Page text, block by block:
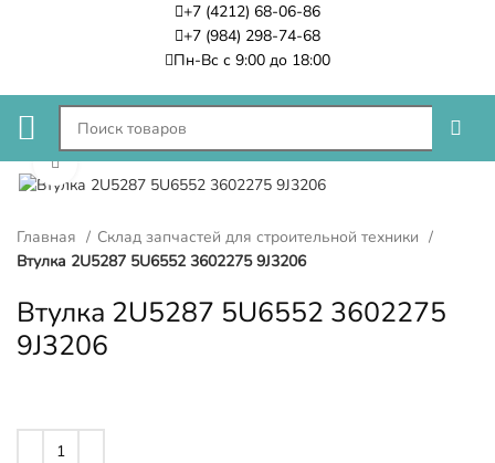
+7 (4212) 68-06-86
+7 (984) 298-74-68
Пн-Вс с 9:00 до 18:00
Нажмите, чтобы увеличить
Главная
Склад запчастей для строительной техники
Втулка 2U5287 5U6552 3602275 9J3206
Втулка 2U5287 5U6552 3602275
9J3206